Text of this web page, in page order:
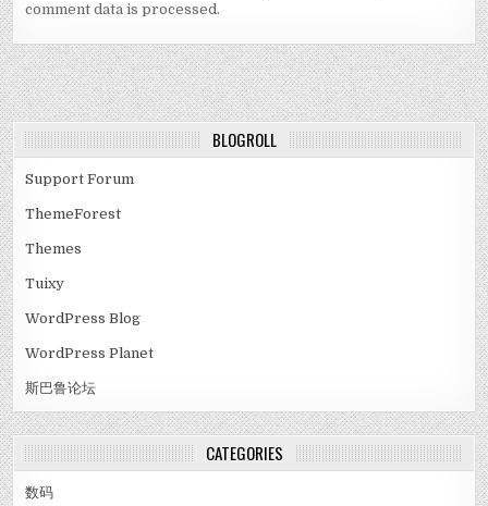
comment data is processed.
BLOGROLL
Support Forum
ThemeForest
Themes
Tuixy
WordPress Blog
WordPress Planet
斯巴鲁论坛
CATEGORIES
数码